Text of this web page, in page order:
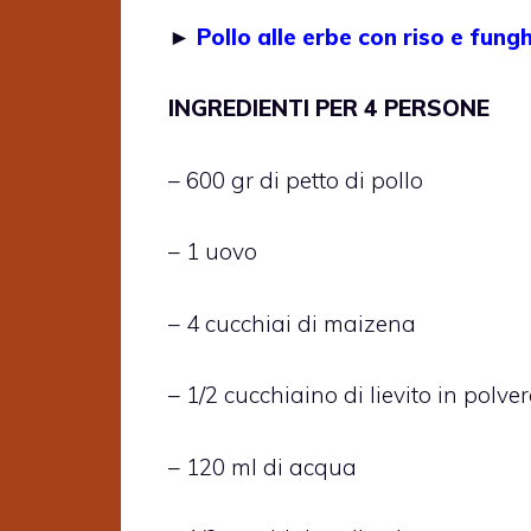
► Pollo alle erbe con riso e
INGREDIENTI PER 4 PERSONE
– 600 gr di petto di pollo
– 1 uovo
– 4 cucchiai di maizena
– 1/2 cucchiaino di lievito in
– 120 ml di acqua